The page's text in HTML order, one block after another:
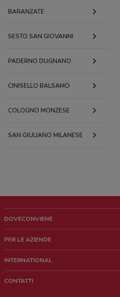
BARANZATE
SESTO SAN GIOVANNI
PADERNO DUGNANO
CINISELLO BALSAMO
COLOGNO MONZESE
SAN GIULIANO MILANESE
DOVECONVIENE
Chi siamo
Lavora con noi
PER LE AZIENDE
Richieste commerciali e marketing
INTERNATIONAL
CONTATTI